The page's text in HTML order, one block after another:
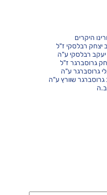
היקרים
יצחק רבלסקי ז"ל
רבלסקי ע"ה
גרוסברגר ז"ל
גרוסברגר ע"ה
שוורץ ע"ה